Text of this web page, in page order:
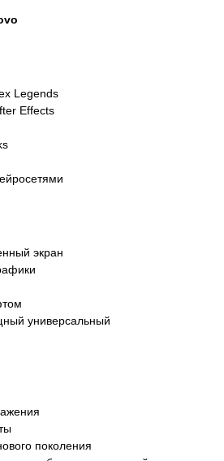
Legends
Effects
экран
универсальный
поколения